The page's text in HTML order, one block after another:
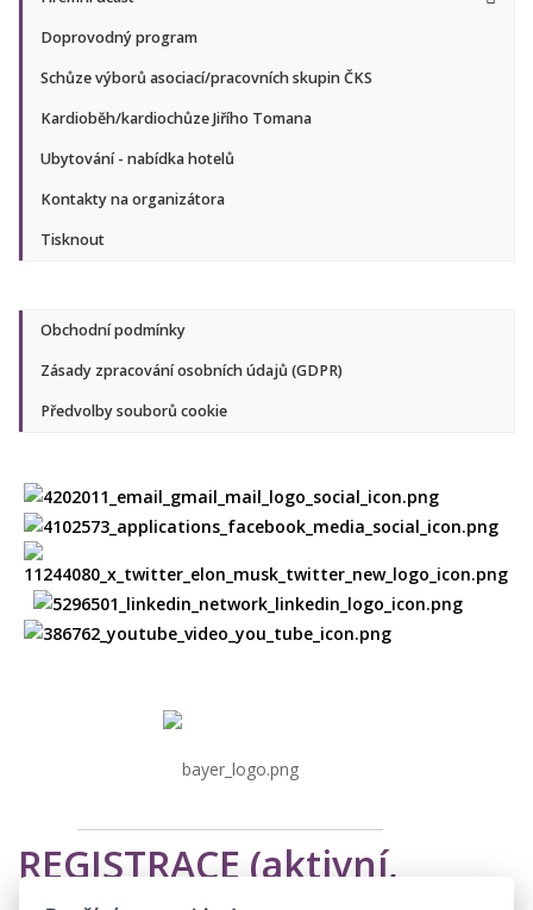
Doprovodný program
Schůze výborů asociací/pracovních skupin ČKS
Kardioběh/kardiochůze Jiřího Tomana
Ubytování - nabídka hotelů
Kontakty na organizátora
Tisknout
Obchodní podmínky
Zásady zpracování osobních údajů (GDPR)
Předvolby souborů cookie
REGISTRACE (aktivní,